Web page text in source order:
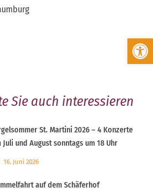
Werkzeugleiste öffnen
Sie auch interessieren
St. Martini 2026 – 4 Konzerte
Juli und August sonntags um 18 Uhr
16. Juni 2026
auf dem Schäferhof